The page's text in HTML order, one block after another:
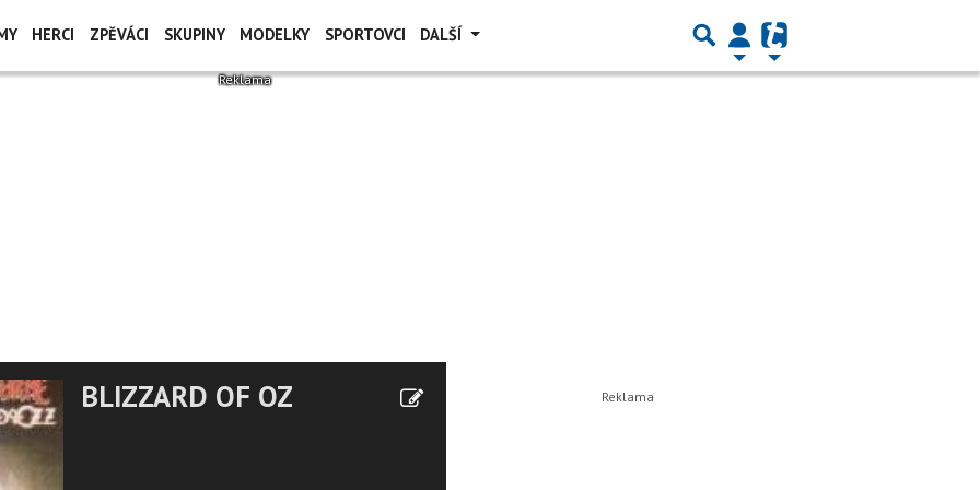
HERCI ZPĚVÁCI SKUPINY MODELKY SPORTOVCI DALŠÍ
BLIZZARD OF OZ